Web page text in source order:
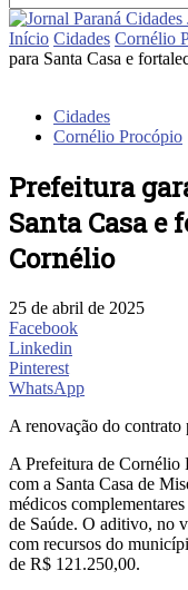
Início Cidades Cornélio
para Santa Casa e
Cidades
Cornélio Procópio
Prefeitura
Santa Casa e
Cornélio
25 de abril de 2025
Facebook
Linkedin
Pinterest
WhatsApp
A renovação do contrato
A Prefeitura de Cornélio
com a Santa Casa de
médicos
de Saúde. O aditivo, no
com recursos do
de R$ 121.250,00.